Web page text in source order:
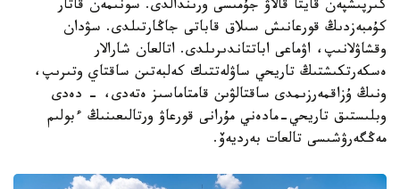
كىرپىشپەن قايتا قالاۋ جۇمىسى ورىندالدى. سونىمەن قاتار
كۇمبەزدىڭ قورعانىش سىلاق قاباتى جاڭارتىلدى. سۋدان
وقشاۋلانىپ، اۋماعى اباتتاندىرىلدى. اتالعان شارالار
ەسكەرتكىشتىڭ تاريحي ساۋلەتتىك كەلبەتىن ساقتاي وتىرىپ،
ونىڭ ۇزاقمەرزىمدى ساقتالۋىن قامتاماسىز ەتەدى، - دەدى
وبلىستىق تاريحي-مادەني مۇرانى قورعاۋ ورتالىعىنىڭ ءبولىم
مەڭگەرۋشىسى تالعات بەرديەۆ.